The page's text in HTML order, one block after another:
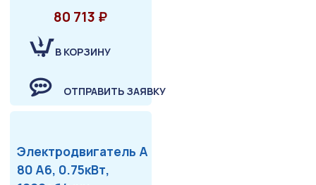
80 713 ₽
В КОРЗИНУ
ОТПРАВИТЬ ЗАЯВКУ
Электродвигатель А
80 А6, 0.75кВт,